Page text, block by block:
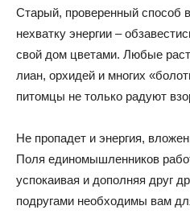
Старый, проверенный способ
нехватку энергии –
свой дом цветами. Любые
лиан, орхидей и многих
питомцы не только радуют
Не пропадет и энергия,
Поля единомышленников
успокаивая и дополняя друг
подругами необходимы вам